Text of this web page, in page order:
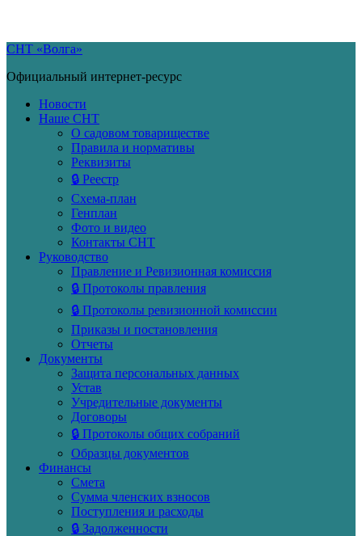
Skip
content
СНТ «Волга»
Официальный интернет-ресурс
Новости
Наше СНТ
О садовом товариществе
Правила и нормативы
Реквизиты
🔒 Реестр
Схема-план
Генплан
Фото и видео
Контакты СНТ
Руководство
Правление и Ревизионная комиссия
🔒 Протоколы правления
🔒 Протоколы ревизионной комиссии
Приказы и постановления
Отчеты
Документы
Защита персональных данных
Устав
Учредительные документы
Договоры
🔒 Протоколы общих собраний
Образцы документов
Финансы
Смета
Сумма членских взносов
Поступления и расходы
🔒 Задолженности